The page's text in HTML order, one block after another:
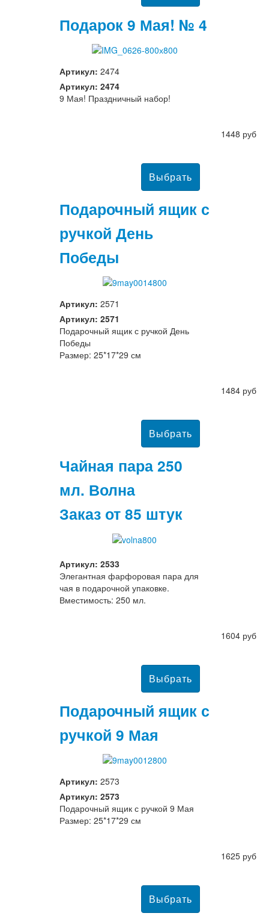
Подарок 9 Мая! № 4
Артикул: 2474
Артикул: 2474
9 Мая! Праздничный набор!
1448 руб
Подарочный ящик с
ручкой День
Победы
Артикул: 2571
Артикул: 2571
Подарочный ящик с ручкой День
Победы
Размер: 25*17*29 см
1484 руб
Чайная пара 250
мл. Волна
Заказ от 85 штук
Артикул: 2533
Элегантная фарфоровая пара для
чая в подарочной упаковке.
Вместимость: 250 мл.
1604 руб
Подарочный ящик с
ручкой 9 Мая
Артикул: 2573
Артикул: 2573
Подарочный ящик с ручкой 9 Мая
Размер: 25*17*29 см
1625 руб